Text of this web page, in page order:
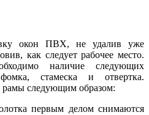
окон ПВХ, не удалив уже
как следует рабочее место.
наличие следующих
стамеска и отвертка.
рамы следующим образом:
первым делом снимаются